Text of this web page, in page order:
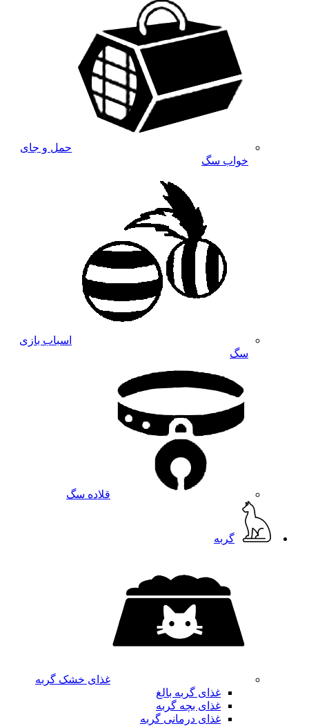
حمل و جای
خواب سگ
اسباب بازی
سگ
قلاده سگ
گربه
غذای خشک گربه
غذای گربه بالغ
غذای بچه گربه
غذای درمانی گربه